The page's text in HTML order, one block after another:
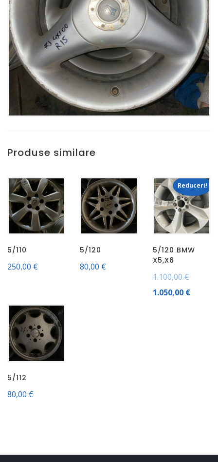
Produse similare
5/110
250,00 €
5/120
80,00 €
Reduceri!
5/120 BMW
X5,X6
1.100,00€
1.050,00 €
5/112
80,00 €